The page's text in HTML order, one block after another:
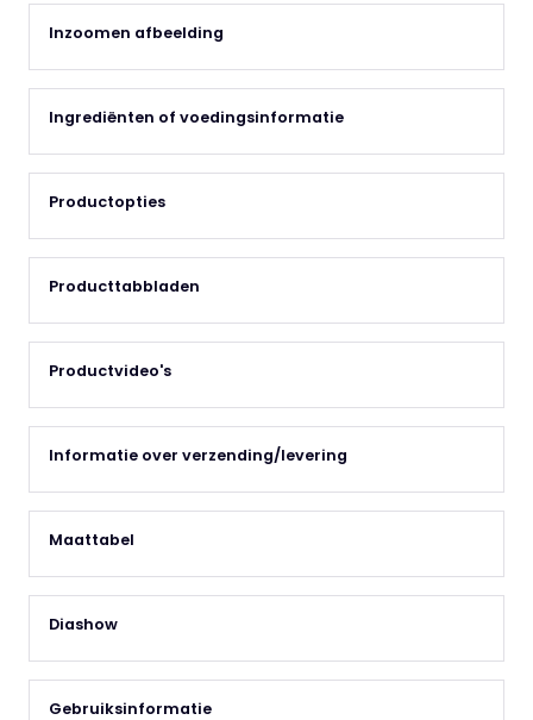
Inzoomen afbeelding
Ingrediënten of voedingsinformatie
Productopties
Producttabbladen
Productvideo's
Informatie over verzending/levering
Maattabel
Diashow
Gebruiksinformatie